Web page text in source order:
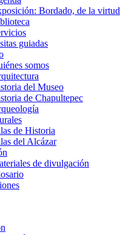
Bordado, de la virtud
guiadas
somos
del Museo
de Chapultepec
de Historia
del Alcázar
de divulgación